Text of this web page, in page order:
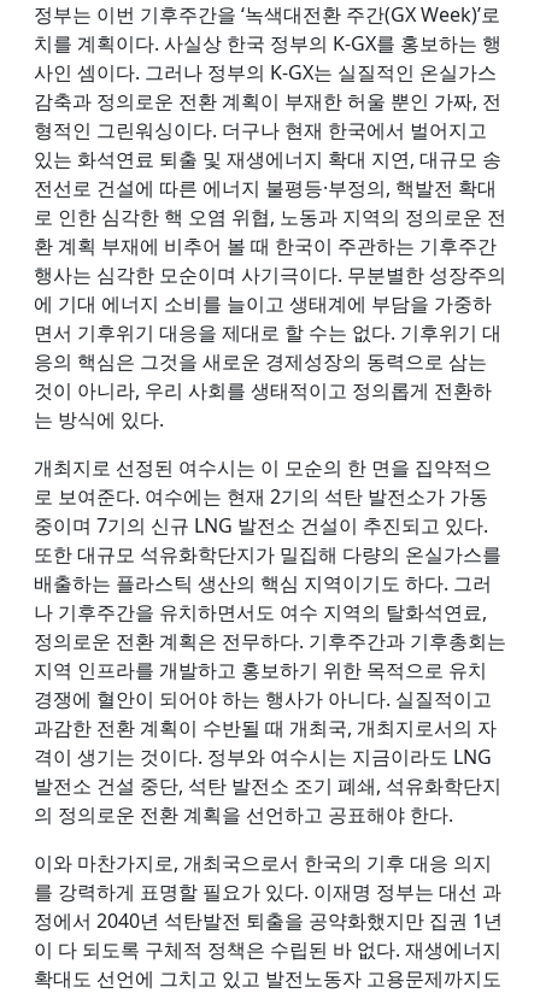
정부는 이번 기후주간을 ‘녹색대전환 주간(GX Week)’로
치를 계획이다. 사실상 한국 정부의 K-GX를 홍보하는 행
사인 셈이다. 그러나 정부의 K-GX는 실질적인 온실가스
감축과 정의로운 전환 계획이 부재한 허울 뿐인 가짜, 전
형적인 그린워싱이다. 더구나 현재 한국에서 벌어지고
있는 화석연료 퇴출 및 재생에너지 확대 지연, 대규모 송
전선로 건설에 따른 에너지 불평등·부정의, 핵발전 확대
로 인한 심각한 핵 오염 위협, 노동과 지역의 정의로운 전
환 계획 부재에 비추어 볼 때 한국이 주관하는 기후주간
행사는 심각한 모순이며 사기극이다. 무분별한 성장주의
에 기대 에너지 소비를 늘이고 생태계에 부담을 가중하
면서 기후위기 대응을 제대로 할 수는 없다. 기후위기 대
응의 핵심은 그것을 새로운 경제성장의 동력으로 삼는
것이 아니라, 우리 사회를 생태적이고 정의롭게 전환하
는 방식에 있다.
개최지로 선정된 여수시는 이 모순의 한 면을 집약적으
로 보여준다. 여수에는 현재 2기의 석탄 발전소가 가동
중이며 7기의 신규 LNG 발전소 건설이 추진되고 있다.
또한 대규모 석유화학단지가 밀집해 다량의 온실가스를
배출하는 플라스틱 생산의 핵심 지역이기도 하다. 그러
나 기후주간을 유치하면서도 여수 지역의 탈화석연료,
정의로운 전환 계획은 전무하다. 기후주간과 기후총회는
지역 인프라를 개발하고 홍보하기 위한 목적으로 유치
경쟁에 혈안이 되어야 하는 행사가 아니다. 실질적이고
과감한 전환 계획이 수반될 때 개최국, 개최지로서의 자
격이 생기는 것이다. 정부와 여수시는 지금이라도 LNG
발전소 건설 중단, 석탄 발전소 조기 폐쇄, 석유화학단지
의 정의로운 전환 계획을 선언하고 공표해야 한다.
이와 마찬가지로, 개최국으로서 한국의 기후 대응 의지
를 강력하게 표명할 필요가 있다. 이재명 정부는 대선 과
정에서 2040년 석탄발전 퇴출을 공약화했지만 집권 1년
이 다 되도록 구체적 정책은 수립된 바 없다. 재생에너지
확대도 선언에 그치고 있고 발전노동자 고용문제까지도